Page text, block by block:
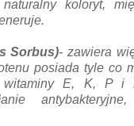
koloryt,
Sorbus)- zawiera
posiada tyle co
E, K, P i